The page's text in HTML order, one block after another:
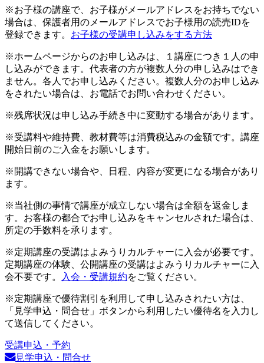
※お子様の講座で、お子様がメールアドレスをお持ちでない
場合は、保護者用のメールアドレスでお子様用の読売IDを
登録できます。 お子様の受講申し込みをする方法
※ホームページからのお申し込みは、１講座につき１人の申
し込みができます。代表者の方が複数人分の申し込みはでき
ません。各人でお申し込みください。複数人分のお申し込み
をされたい場合は、お電話でお問い合わせください。
※残席状況は申し込み手続き中に変動する場合があります。
※受講料や維持費、教材費等は消費税込みの金額です。講座
開始日前のご入金をお願いします。
※開講できない場合や、日程、内容が変更になる場合があり
ます。
※当社側の事情で講座が成立しない場合は全額を返金しま
す。お客様の都合でお申し込みをキャンセルされた場合は、
所定の手数料を承ります。
※定期講座の受講はよみうりカルチャーに入会が必要です。
定期講座の体験、公開講座の受講はよみうりカルチャーに入
会不要です。
入会・受講規約をご覧ください。
※定期講座で優待割引を利用して申し込みされたい方は、
「見学申込・問合せ」ボタンから利用したい優待名を入力し
て送信してください。
受講申込・予約
見学申込・問合せ